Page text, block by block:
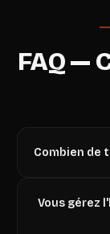
FAQ —
Combien de
site
Vous gérez